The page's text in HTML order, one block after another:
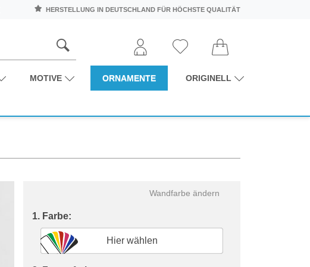
HERSTELLUNG IN DEUTSCHLAND FÜR HÖCHSTE QUALITÄT
MOTIVE ORNAMENTE ORIGINELL
Wandfarbe ändern
1. Farbe:
Hier wählen